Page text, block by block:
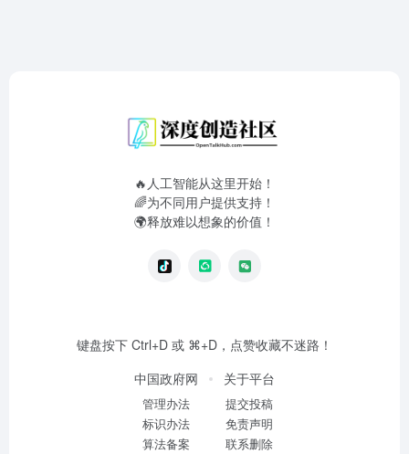
🔥人工智能从这里开始！
🌈为不同用户提供支持！
🌍释放难以想象的价值！
键盘按下 Ctrl+D 或 ⌘+D，点赞收藏不迷路！
中国政府网
管理办法
标识办法
算法备案
关于平台
提交投稿
免责声明
联系删除